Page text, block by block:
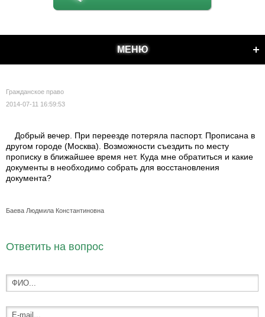
МЕНЮ
Гражданское право
2014-07-11 16:59:53
Добрый вечер. При переезде потеряла паспорт. Прописана в
другом городе (Москва). Возможности съездить по месту
прописку в ближайшее время нет. Куда мне обратиться и какие
документы в необходимо собрать для восстановления
документа?
Баева Людмила Константиновна
Ответить на вопрос